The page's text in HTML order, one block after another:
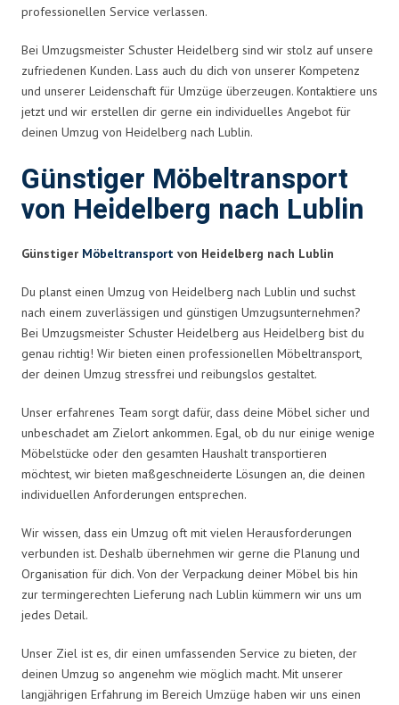
professionellen Service verlassen.
Bei Umzugsmeister Schuster Heidelberg sind wir stolz auf unsere
zufriedenen Kunden. Lass auch du dich von unserer Kompetenz
und unserer Leidenschaft für Umzüge überzeugen. Kontaktiere uns
jetzt und wir erstellen dir gerne ein individuelles Angebot für
deinen Umzug von Heidelberg nach Lublin.
Günstiger Möbeltransport
von Heidelberg nach Lublin
Günstiger Möbeltransport von Heidelberg nach Lublin
Du planst einen Umzug von Heidelberg nach Lublin und suchst
nach einem zuverlässigen und günstigen Umzugsunternehmen?
Bei Umzugsmeister Schuster Heidelberg aus Heidelberg bist du
genau richtig! Wir bieten einen professionellen Möbeltransport,
der deinen Umzug stressfrei und reibungslos gestaltet.
Unser erfahrenes Team sorgt dafür, dass deine Möbel sicher und
unbeschadet am Zielort ankommen. Egal, ob du nur einige wenige
Möbelstücke oder den gesamten Haushalt transportieren
möchtest, wir bieten maßgeschneiderte Lösungen an, die deinen
individuellen Anforderungen entsprechen.
Wir wissen, dass ein Umzug oft mit vielen Herausforderungen
verbunden ist. Deshalb übernehmen wir gerne die Planung und
Organisation für dich. Von der Verpackung deiner Möbel bis hin
zur termingerechten Lieferung nach Lublin kümmern wir uns um
jedes Detail.
Unser Ziel ist es, dir einen umfassenden Service zu bieten, der
deinen Umzug so angenehm wie möglich macht. Mit unserer
langjährigen Erfahrung im Bereich Umzüge haben wir uns einen